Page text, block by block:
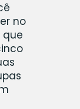
no
que